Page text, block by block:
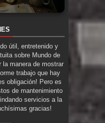
útil, entretenido y
sobre Mundo de
la manera de mostrar
trabajo que hay
obligación! Pero es
de mantenimiento
servicios a la
gracias!